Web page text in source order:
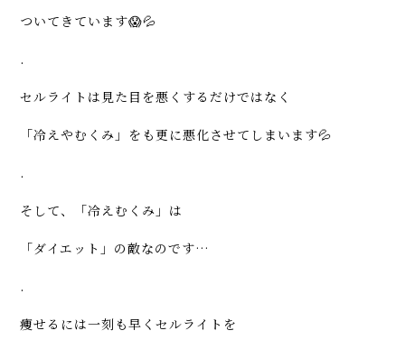
ついてきています😱💦
.
セルライトは見た目を悪くするだけではなく
「冷えやむくみ」をも更に悪化させてしまいます💦
.
そして、「冷えむくみ」は
「ダイエット」の敵なのです…
.
痩せるには一刻も早くセルライトを